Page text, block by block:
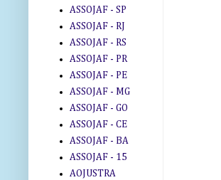
ASSOJAF - SP
ASSOJAF - RJ
ASSOJAF - RS
ASSOJAF - PR
ASSOJAF - PE
ASSOJAF - MG
ASSOJAF - GO
ASSOJAF - CE
ASSOJAF - BA
ASSOJAF - 15
AOJUSTRA